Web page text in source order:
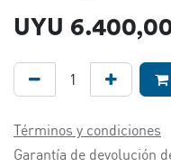
UYU
Términos y condiciones
Garantía de devolución